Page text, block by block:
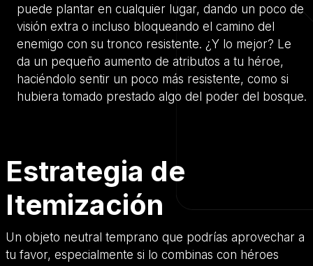
puede plantar en cualquier lugar, dando un poco de
visión extra o incluso bloqueando el camino del
enemigo con su tronco resistente. ¿Y lo mejor? Le
da un pequeño aumento de atributos a tu héroe,
haciéndolo sentir un poco más resistente, como si
hubiera tomado prestado algo del poder del bosque.
Estrategia de
Itemización
Un objeto neutral temprano que podrías aprovechar a
tu favor, especialmente si lo combinas con héroes